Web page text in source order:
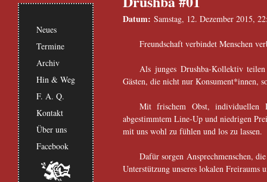
Datum: Samstag, 12. Dezember 2015,
Freundschaft verbindet Menschen
Als junges Drushba-Kollektiv
Gästen, die nicht nur Konsument*innen,
Mit frischem Obst, individuellen
abgestimmtem Line-Up und niedrigen
mit uns wohl zu fühlen und los zu lassen.
Dafür sorgen Ansprechmenschen,
Unterstützung unseres lokalen
Neues
Termine
Archiv
Hin & Weg
F. A. Q.
Kontakt
Über uns
Facebook